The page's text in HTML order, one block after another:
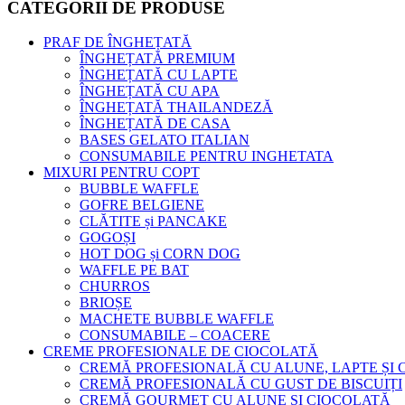
CATEGORII DE PRODUSE
PRAF DE ÎNGHEȚATĂ
ÎNGHEȚATĂ PREMIUM
ÎNGHEȚATĂ CU LAPTE
ÎNGHEȚATĂ CU APA
ÎNGHEȚATĂ THAILANDEZĂ
ÎNGHEȚATĂ DE CASA
BASES GELATO ITALIAN
CONSUMABILE PENTRU INGHETATA
MIXURI PENTRU COPT
BUBBLE WAFFLE
GOFRE BELGIENE
CLĂTITE și PANCAKE
GOGOȘI
HOT DOG și CORN DOG
WAFFLE PE BAT
CHURROS
BRIOȘE
MACHETE BUBBLE WAFFLE
CONSUMABILE – COACERE
CREME PROFESIONALE DE CIOCOLATĂ
CREMĂ PROFESIONALĂ CU ALUNE, LAPTE ȘI
CREMĂ PROFESIONALĂ CU GUST DE BISCUIȚI
CREMĂ GOURMET CU ALUNE ȘI CIOCOLATĂ